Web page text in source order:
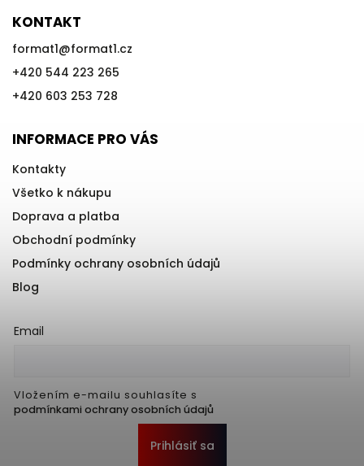
KONTAKT
format1@format1.cz
+420 544 223 265
+420 603 253 728
INFORMACE PRO VÁS
Kontakty
Všetko k nákupu
Doprava a platba
Obchodní podmínky
Podmínky ochrany osobních údajů
Blog
Email
Vložením e-mailu souhlasíte s
podmínkami ochrany osobních údajů
Prihlásiť sa